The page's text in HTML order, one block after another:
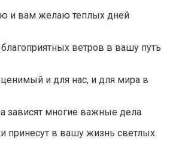
и вам желаю теплых дней
благоприятных ветров в вашу путь
и для нас, и для мира в
зависят многие важные дела.
принесут в вашу жизнь светлых